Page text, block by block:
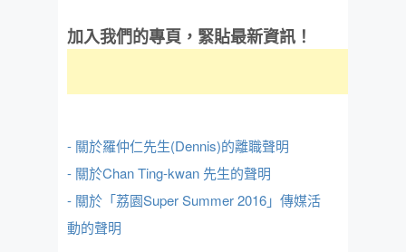
加入我們的專頁，緊貼最新資訊！
- 關於羅仲仁先生(Dennis)的離職聲明
- 關於Chan Ting-kwan 先生的聲明
- 關於「荔園Super Summer 2016」傳媒活
動的聲明